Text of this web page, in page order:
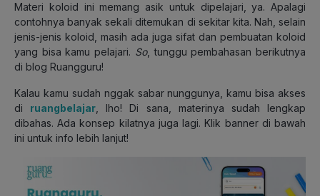
Materi koloid ini memang asik untuk dipelajari, ya. Apalagi
contohnya banyak sekali ditemukan di sekitar kita. Nah, selain
jenis-jenis koloid, masih ada juga sifat dan pembuatan koloid
yang bisa kamu pelajari. So, tunggu pembahasan berikutnya
di blog Ruangguru!
Kalau kamu sudah nggak sabar nunggunya, kamu bisa akses
di ruangbelajar , lho! Di sana, materinya sudah lengkap
dibahas. Ada konsep kilatnya juga lagi. Klik banner di bawah
ini untuk info lebih lanjut!